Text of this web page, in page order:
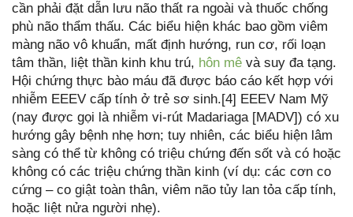
cần phải đặt dẫn lưu não thất ra ngoài và thuốc chống
phù não thẩm thấu. Các biểu hiện khác bao gồm viêm
màng não vô khuẩn, mất định hướng, run cơ, rối loạn
tâm thần, liệt thần kinh khu trú, hôn mê và suy đa tạng.
Hội chứng thực bào máu đã được báo cáo kết hợp với
nhiễm EEEV cấp tính ở trẻ sơ sinh.[4] EEEV Nam Mỹ
(nay được gọi là nhiễm vi-rút Madariaga [MADV]) có xu
hướng gây bệnh nhẹ hơn; tuy nhiên, các biểu hiện lâm
sàng có thể từ không có triệu chứng đến sốt và có hoặc
không có các triệu chứng thần kinh (ví dụ: các cơn co
cứng – co giật toàn thân, viêm não tủy lan tỏa cấp tính,
hoặc liệt nửa người nhẹ).